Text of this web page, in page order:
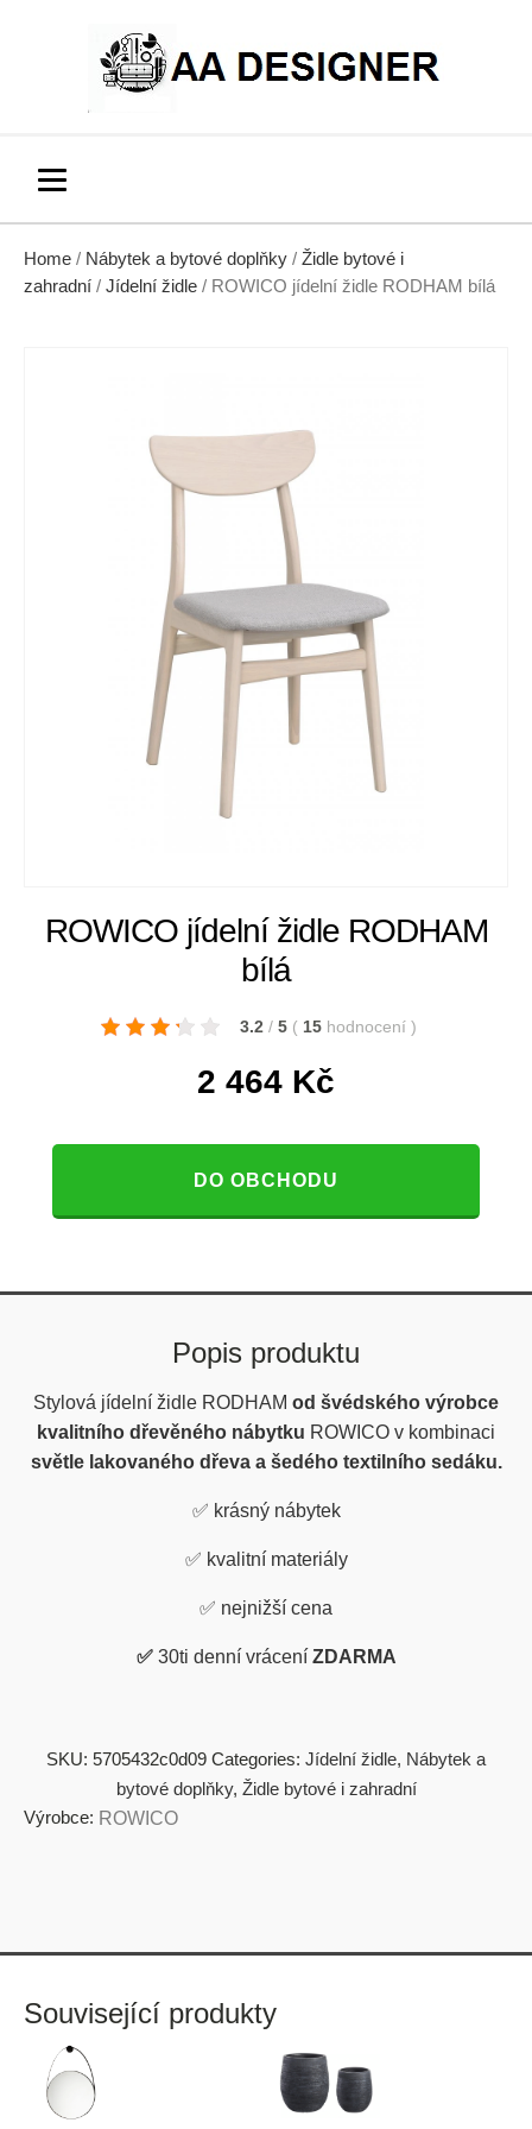
Home / Nábytek a bytové doplňky / Židle bytové i
zahradní / Jídelní židle / ROWICO jídelní židle RODHAM bílá
ROWICO jídelní židle RODHAM
bílá
3.2 / 5 ( 15 hodnocení )
2 464 Kč
DO OBCHODU
Popis produktu
Stylová jídelní židle RODHAM od švédského výrobce
kvalitního dřevěného nábytku ROWICO v kombinaci
světle lakovaného dřeva a šedého textilního sedáku.
✅ krásný nábytek
✅ kvalitní materiály
✅ nejnižší cena
✅ 30ti denní vrácení ZDARMA
SKU: 5705432c0d09 Categories: Jídelní židle, Nábytek a
bytové doplňky, Židle bytové i zahradní
Výrobce: ROWICO
Související produkty